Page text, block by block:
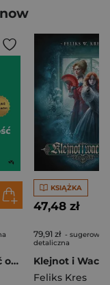
Sprawiedliwość owiec
KSIĄŻKA
47,48 zł
79,91 zł -
detaliczna
Klejnot i
Feliks Kres